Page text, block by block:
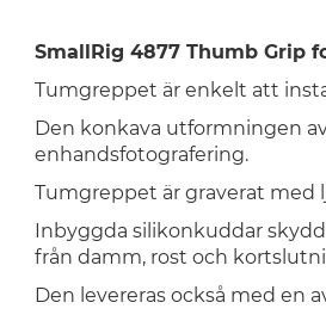
SmallRig 4877 Thumb Grip
Tumgreppet är enkelt att
Den konkava utformningen
enhandsfotografering.
Tumgreppet är graverat med
Inbyggda silikonkuddar
från damm, rost och
Den levereras också med en